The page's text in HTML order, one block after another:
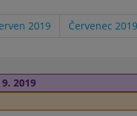
2019 Červenec 2019
2019